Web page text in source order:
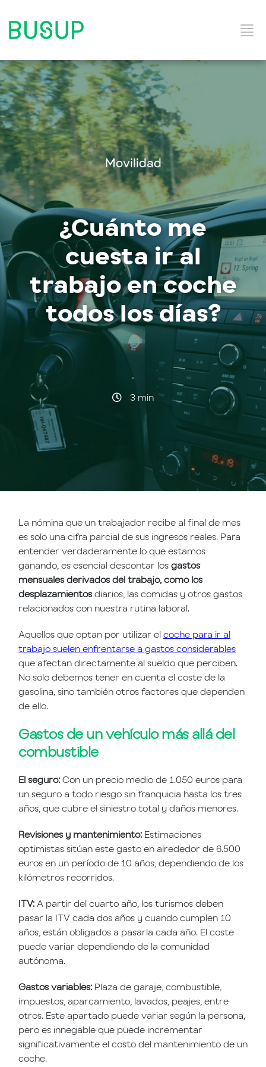
Inicio
Categorías del Blog
Solución y Servicios
Movilidad
¿Cuánto me
cuesta ir al
trabajo en coche
todos los días?
·
3 min
La nómina que un trabajador recibe al final de mes
es solo una cifra parcial de sus ingresos reales. Para
entender verdaderamente lo que estamos
ganando, es esencial descontar los gastos
mensuales derivados del trabajo, como los
desplazamientosdiarios, las comidas y otros gastos
relacionados con nuestra rutina laboral.
Aquellos que optan por utilizar el coche para ir al
trabajo suelen enfrentarse a gastos considerables
que afectan directamente al sueldo que perciben.
No solo debemos tener en cuenta el coste de la
gasolina, sino también otros factores que dependen
de ello.
Gastos de un vehículo más allá del
combustible
El seguro: Con un precio medio de 1.050 euros para
un seguro a todo riesgo sin franquicia hasta los tres
años, que cubre el siniestro total y daños menores.
Revisiones y mantenimiento: Estimaciones
optimistas sitúan este gasto en alrededor de 6.500
euros en un período de 10 años, dependiendo de los
kilómetros recorridos.
ITV: A partir del cuarto año, los turismos deben
pasar la ITV cada dos años y cuando cumplen 10
años, están obligados a pasarla cada año. El coste
puede variar dependiendo de la comunidad
autónoma.
Gastos variables: Plaza de garaje, combustible,
impuestos, aparcamiento, lavados, peajes, entre
otros. Este apartado puede variar según la persona,
pero es innegable que puede incrementar
significativamente el costo del mantenimiento de un
coche.